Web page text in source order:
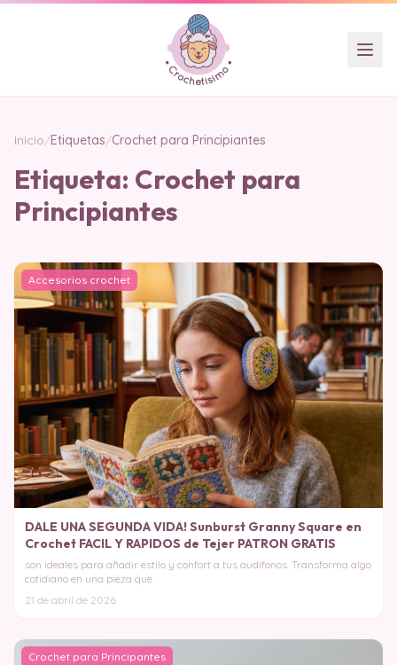
Inicio/Etiquetas/Crochet para Principiantes
Etiqueta: Crochet para
Principiantes
Accesorios crochet
DALE UNA SEGUNDA VIDA! Sunburst Granny Square en
Crochet FACIL Y RAPIDOS de Tejer PATRON GRATIS
son ideales para añadir estilo y confort a tus audífonos. Transforma algo
cotidiano en una pieza que
21 de abril de 2026
Crochet para Principantes